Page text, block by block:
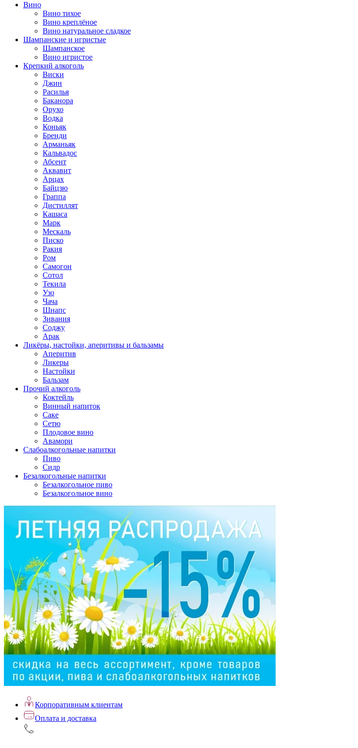
Вино
Вино тихое
Вино креплёное
Вино натуральное сладкое
Шампанские и игристые
Шампанское
Вино игристое
Крепкий алкоголь
Виски
Джин
Расилья
Баканора
Орухо
Водка
Коньяк
Бренди
Арманьяк
Кальвадос
Абсент
Аквавит
Арцах
Байцзю
Граппа
Дистиллят
Кашаса
Марк
Мескаль
Писко
Ракия
Ром
Самогон
Сотол
Текила
Узо
Чача
Шнапс
Зивания
Соджу
Арак
Ликёры, настойки, аперитивы и бальзамы
Аперитив
Ликеры
Настойки
Бальзам
Прочий алкоголь
Коктейль
Винный напиток
Саке
Сетю
Плодовое вино
Авамори
Слабоалкогольные напитки
Пиво
Сидр
Безалкогольные напитки
Безалкогольное пиво
Безалкогольное вино
Корпоративным клиентам
Оплата и доставка